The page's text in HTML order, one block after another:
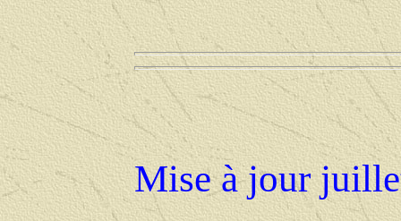
Mise à jour